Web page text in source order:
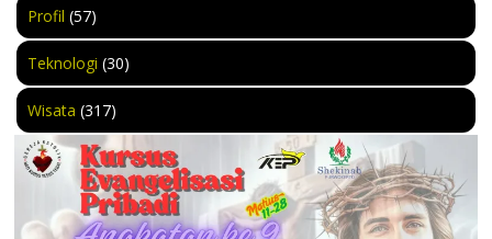
Profil (57)
Teknologi (30)
Wisata (317)